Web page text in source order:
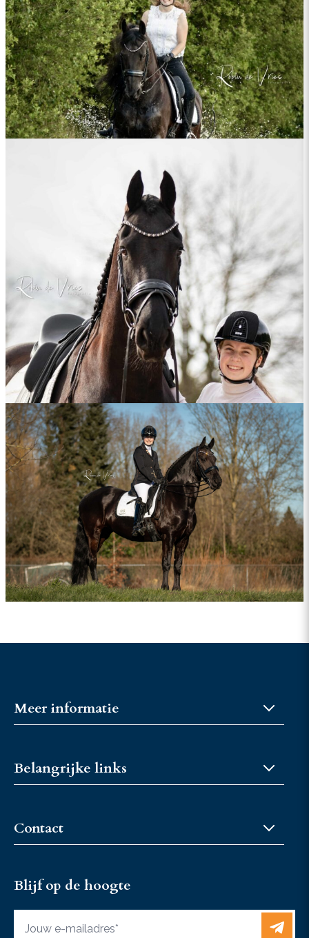
Meer informatie
Fokkerijcoaches
Fokkerijcoaches
Belangrijke links
Fokkerijcoaches
Vacatures
Contact
+31 6 37467433
Blijf op de hoogte